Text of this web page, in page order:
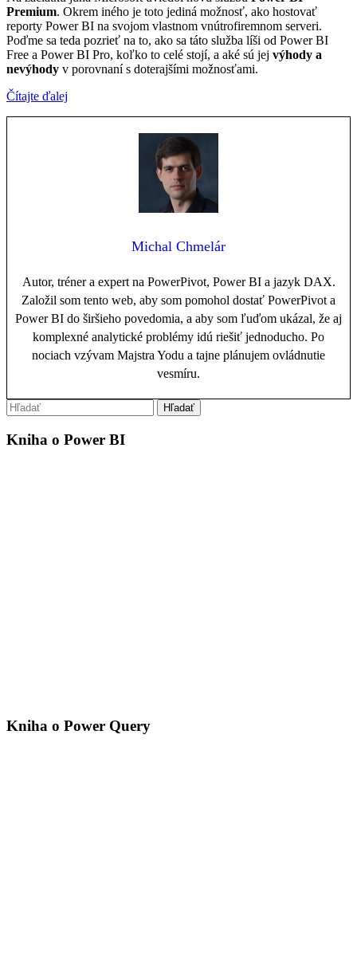
Premium. Okrem iného je toto jediná možnosť, ako hostovať
reporty Power BI na svojom vlastnom vnútrofiremnom serveri.
Poďme sa teda pozrieť na to, ako sa táto služba líši od Power BI
Free a Power BI Pro, koľko to celé stojí, a aké sú jej výhody a
nevýhody v porovnaní s doterajšími možnosťami.
Čítajte ďalej
Michal Chmelár
Autor, tréner a expert na PowerPivot, Power BI a jazyk DAX.
Založil som tento web, aby som pomohol dostať PowerPivot a
Power BI do širšieho povedomia, a aby som ľuďom ukázal, že aj
komplexné analytické problémy idú riešiť jednoducho. Po
nociach vzývam Majstra Yodu a tajne plánujem ovládnutie
vesmíru.
Kniha o Power BI
Kniha o Power Query